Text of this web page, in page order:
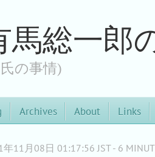
馬総一郎
の事情)
Archives About Links
年11月08日 01:17:56 JST - 6